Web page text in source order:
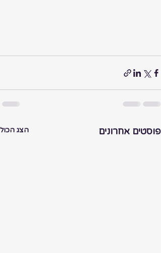
פוסטים אחרונים הצג הכול